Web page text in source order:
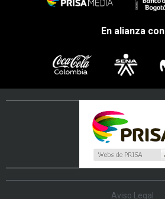
En alianza con
Aviso Legal